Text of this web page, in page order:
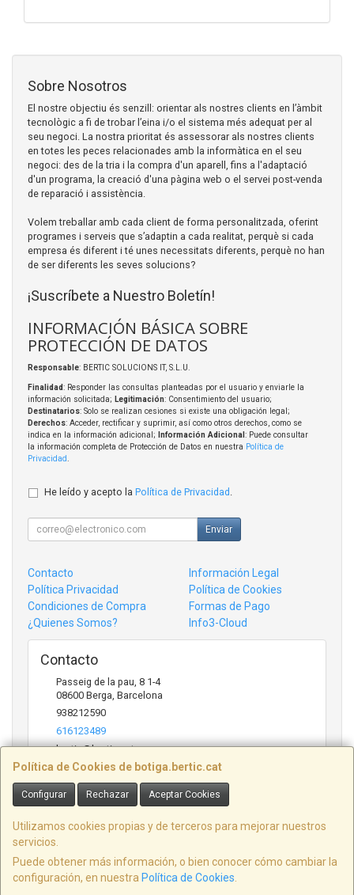
Política de Cookies de botiga.bertic.cat
Configurar Rechazar Aceptar Cookies
Utilizamos cookies propias y de terceros para mejorar nuestros
servicios.
Puede obtener más información, o bien conocer cómo cambiar la
configuración, en nuestra Política de Cookies
Sobre Nosotros
El nostre objectiu és senzill: orientar als nostres clients en l’àmbit
tecnològic a fi de trobar l’eina i/o el sistema més adequat per al
seu negoci. La nostra prioritat és assessorar als nostres clients
en totes les peces relacionades amb la informàtica en el seu
negoci: des de la tria i la compra d'un aparell, fins a l'adaptació
d'un programa, la creació d'una pàgina web o el servei post-venda
de reparació i assistència.
Volem treballar amb cada client de forma personalitzada, oferint
programes i serveis que s’adaptin a cada realitat, perquè si cada
empresa és diferent i té unes necessitats diferents, perquè no han
de ser diferents les seves solucions?
¡Suscríbete a Nuestro Boletín!
INFORMACIÓN BÁSICA SOBRE
PROTECCIÓN DE DATOS
Responsable: BERTIC SOLUCIONS IT, S.L.U.
Finalidad: Responder las consultas planteadas por el usuario y enviarle la
información solicitada; Legitimación: Consentimiento del usuario;
Destinatarios: Solo se realizan cesiones si existe una obligación legal;
Derechos: Acceder, rectificar y suprimir, así como otros derechos, como se
indica en la información adicional;
Información Adicional : Puede consultar
la información completa de Protección de Datos en nuestra Política de
Privacidad
He leído y acepto la Política de Privacidad
Enviar
Contacto
Información Legal
Política Privacidad
Política de Cookies
Condiciones de Compra
Formas de Pago
¿Quienes Somos?
Info3-Cloud
Contacto
Passeig de la pau, 8 1-4
08600 Berga Barcelona
938212590
616123489
bertic@bertic.cat
Horario
Lunes a Viernes (9h-14h | 15h-18h)
, , , , España. - C.I.F.: B09846916 - Tfno: